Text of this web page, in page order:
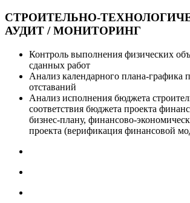
СТРОИТЕЛЬНО-
АУДИТ / МОНИТОРИНГ
Контроль выполнения физических
сданных работ
Анализ календарного плана-графика
отставаний
Анализ исполнения бюджета
соответствия бюджета проекта
бизнес-плану, финансово-
проекта (верификация финансовой